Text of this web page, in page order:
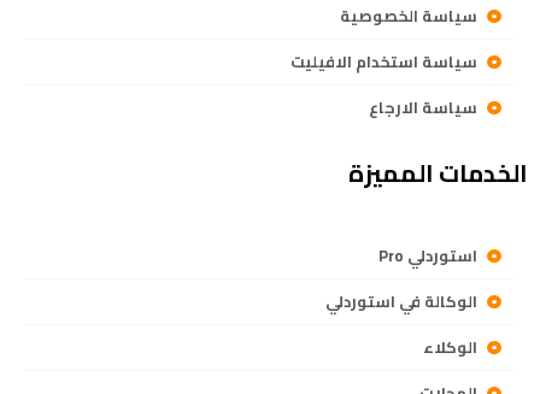
سياسة الخصوصية
سياسة استخدام الافيليت
سياسة الارجاع
الخدمات المميزة
استوردلي Pro
الوكالة في استوردلي
الوكلاء